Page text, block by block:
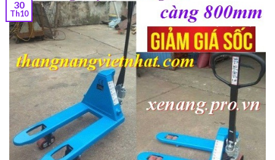
30
Th10